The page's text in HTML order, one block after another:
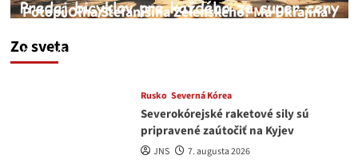
Zo sveta
Potopí Oľha Stefanišina Zelenského? Má Ukrajina
JNS
Rusko Severná Kórea
Severokórejské raketové sily sú
pripravené zaútočiť na Kyjev
JNS 7. augusta 2026